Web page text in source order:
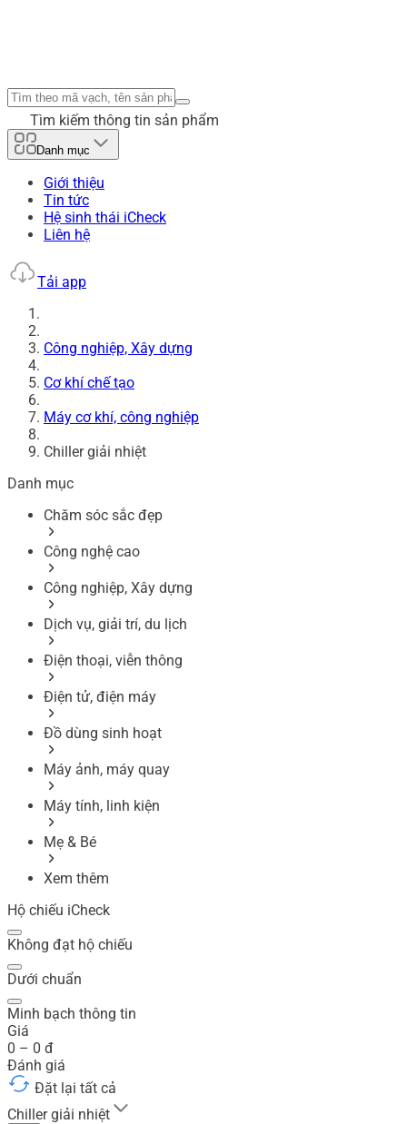
Tìm kiếm thông tin sản phẩm
Danh mục
Giới thiệu
Tin tức
Hệ sinh thái iCheck
Liên hệ
Tải app
Công nghiệp, Xây dựng
Cơ khí chế tạo
Máy cơ khí, công nghiệp
Chiller giải nhiệt
Danh mục
Chăm sóc sắc đẹp
Công nghệ cao
Công nghiệp, Xây dựng
Dịch vụ, giải trí, du lịch
Điện thoại, viễn thông
Điện tử, điện máy
Đồ dùng sinh hoạt
Máy ảnh, máy quay
Máy tính, linh kiện
Mẹ & Bé
Xem thêm
Hộ chiếu iCheck
Không đạt hộ chiếu
Dưới chuẩn
Minh bạch thông tin
Giá
0 – 0 đ
Đánh giá
Đặt lại tất cả
Chiller giải nhiệt